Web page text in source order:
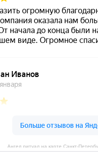
Ангел ритуал на карте